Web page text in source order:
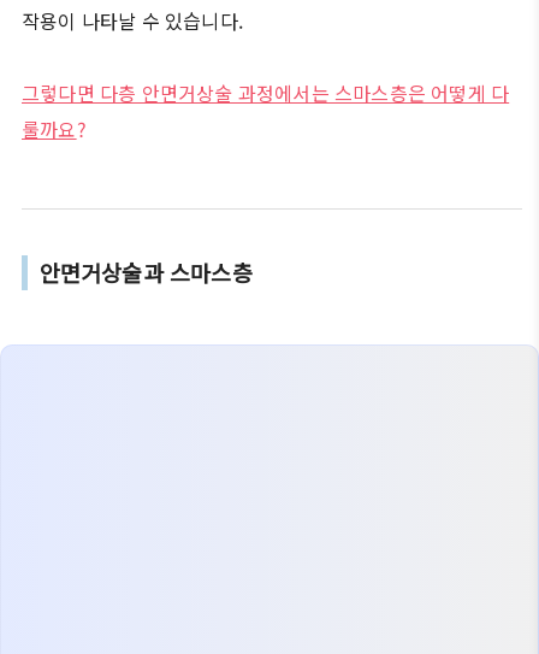
작용이 나타날 수 있습니다.
그렇다면 다층 안면거상술 과정에서는 스마스층은 어떻게 다
룰까요?
안면거상술과 스마스층